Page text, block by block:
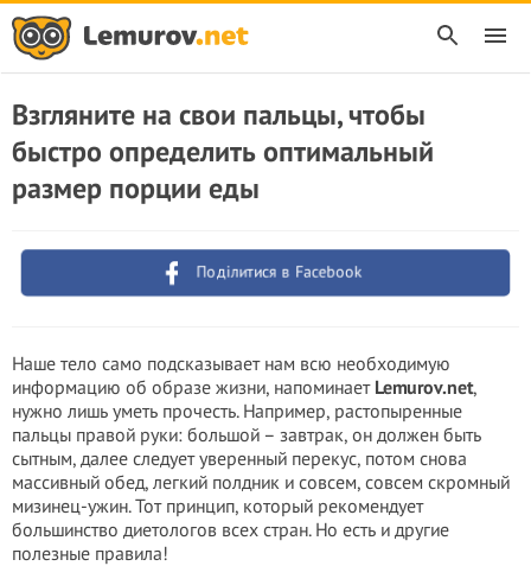
Взгляните на свои пальцы, чтобы
быстро определить оптимальный
размер порции еды
Поділитися в Facebook
Наше тело само подсказывает нам всю необходимую
информацию об образе жизни, напоминает Lemurov.net,
нужно лишь уметь прочесть. Например, растопыренные
пальцы правой руки: большой – завтрак, он должен быть
сытным, далее следует уверенный перекус, потом снова
массивный обед, легкий полдник и совсем, совсем скромный
мизинец-ужин. Тот принцип, который рекомендует
большинство диетологов всех стран. Но есть и другие
полезные правила!